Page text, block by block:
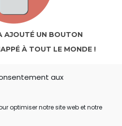
aux
optimiser notre site web et notre
AJOUTÉ UN BOUTON
À TOUT LE MONDE !